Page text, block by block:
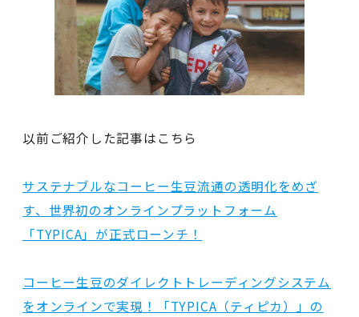
以前ご紹介した記事はこちら
サステナブルなコーヒー生豆流通の透明化をめざ
す、世界初のオンラインプラットフォーム
「TYPICA」が正式ローンチ！
コーヒー生豆のダイレクトトレーディングシステム
をオンラインで実現！「TYPICA（ティピカ）」の